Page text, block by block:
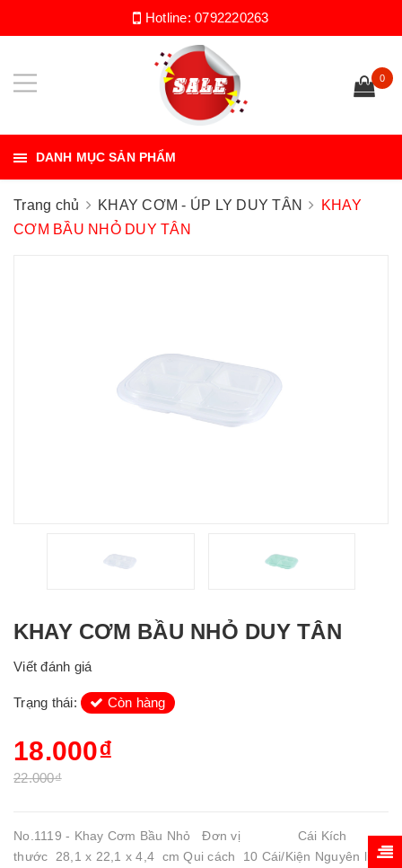
Hotline:0792220263
0
DANH MỤC SẢN PHẨM
Trang chủ KHAY CƠM - ÚP LY DUY TÂN
KHAY
CƠM BẦU NHỎ DUY TÂN
KHAY CƠM BẦU NHỎ DUY TÂN
Viết đánh giá
Trạng thái: Còn hàng
18.000₫
22.000₫
No.1119 - Khay Cơm Bầu Nhỏ Đơn vị Cái Kích
thước 28,1 x 22,1 x 4,4 cm Qui cách 10 Cái/Kiện Nguyên liệu